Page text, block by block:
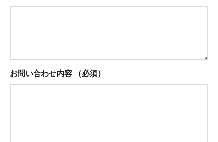
お問い合わせ内容 （必須）